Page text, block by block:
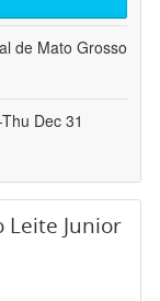
de Mato Grosso
Dec 31
Leite Junior